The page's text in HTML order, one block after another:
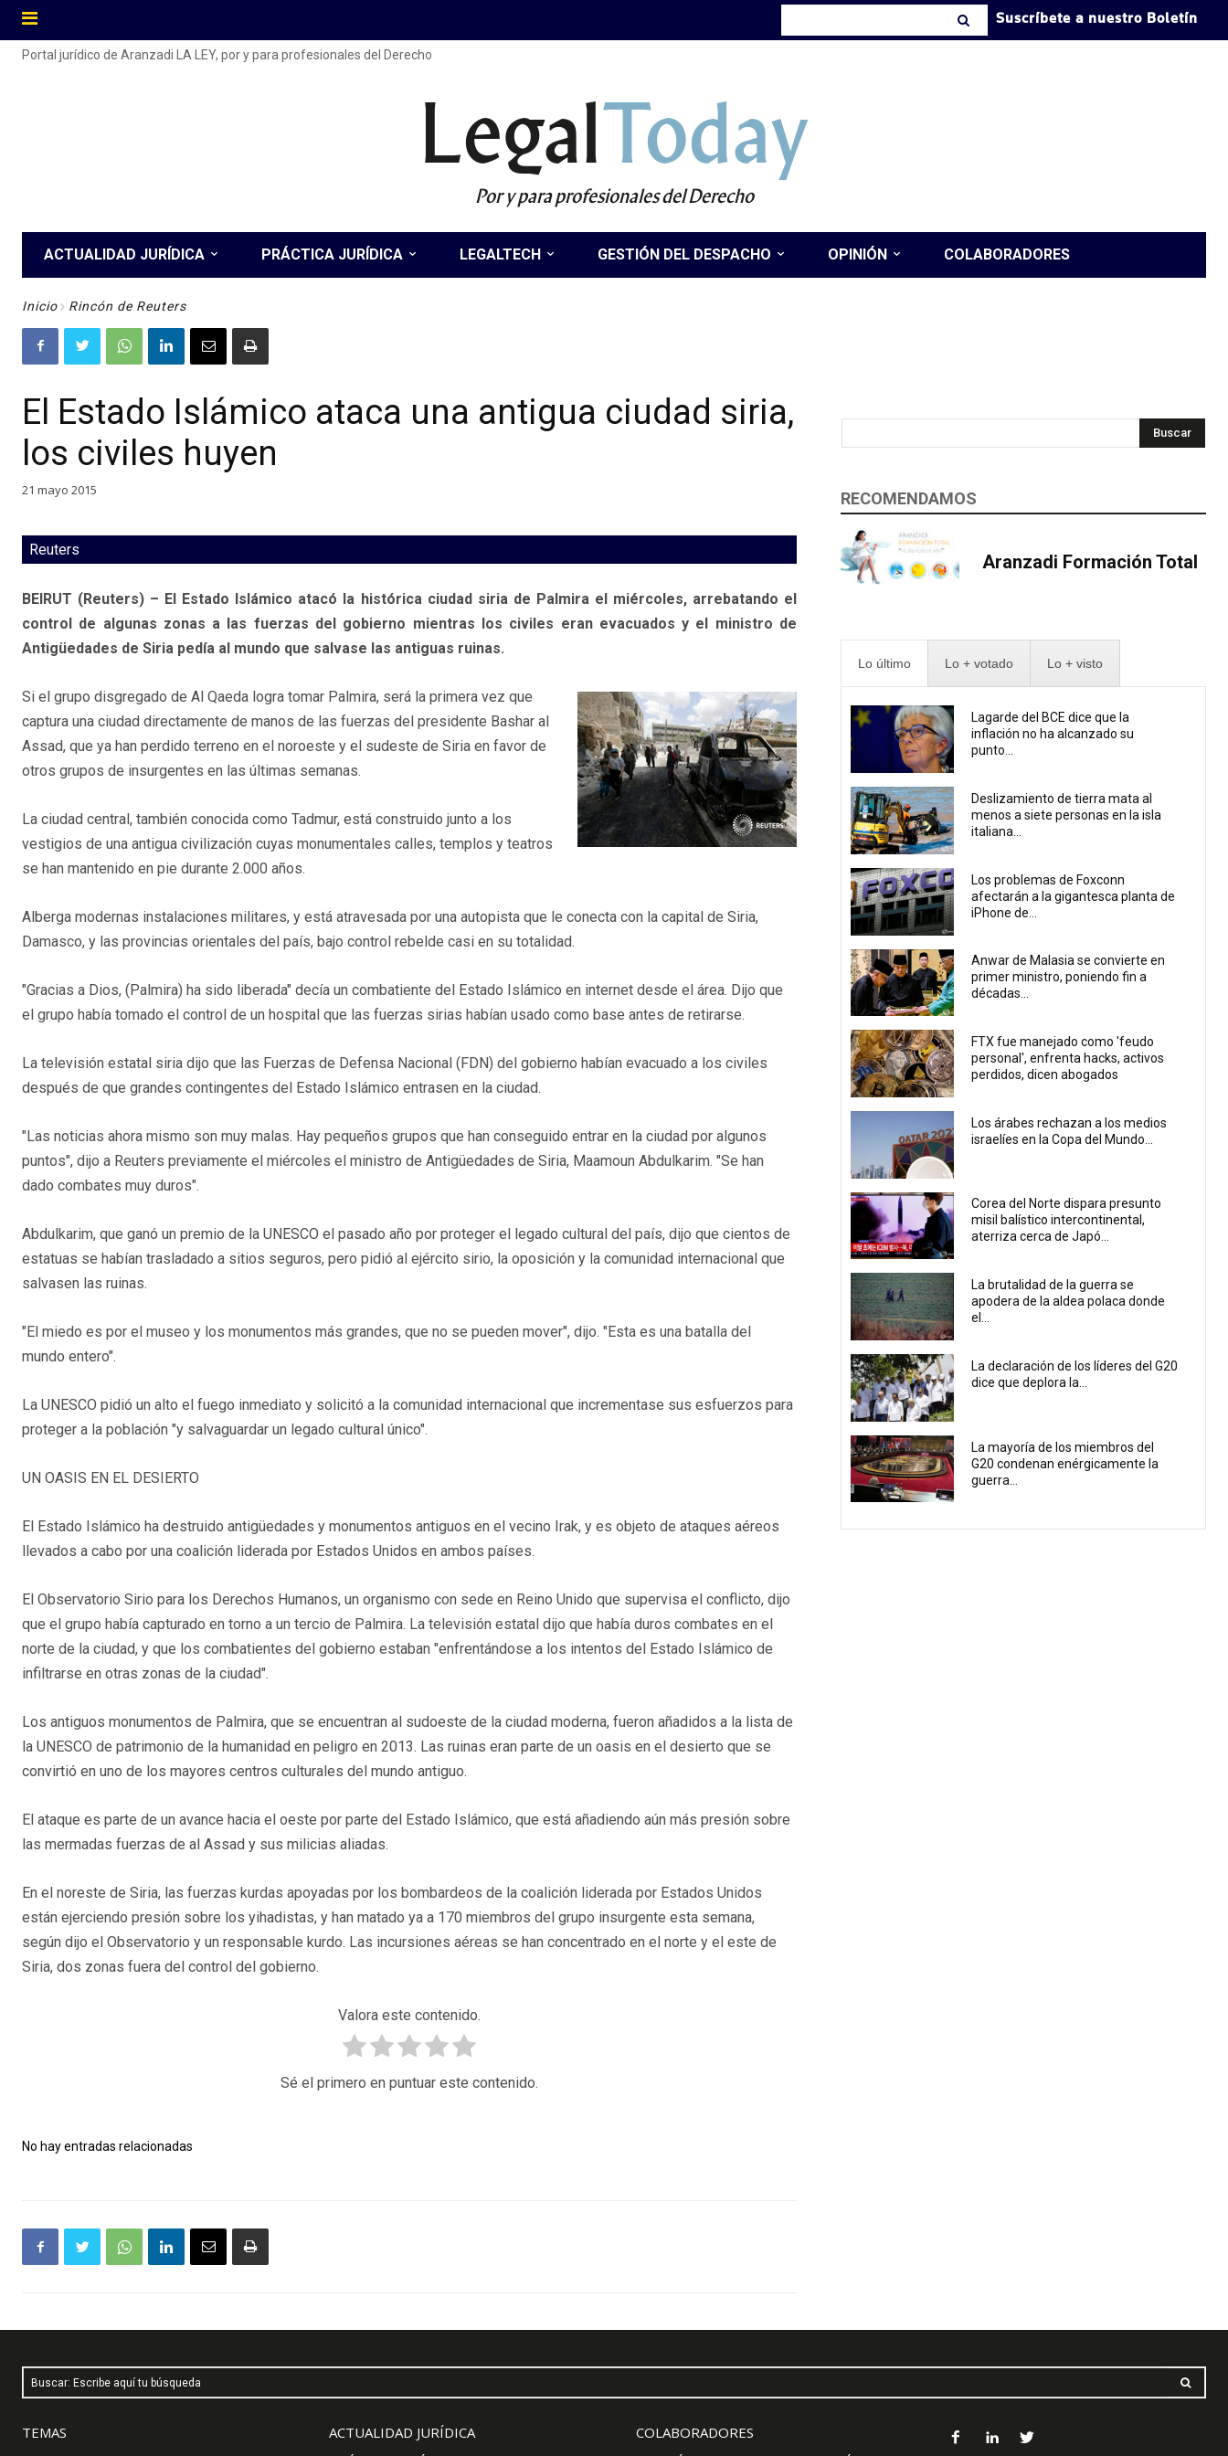
Suscríbete a nuestro Boletín
Portal jurídico de Aranzadi LA LEY, por y para profesionales del Derecho
LegalToday
Por y para profesionales del Derecho
ACTUALIDAD JURÍDICA PRÁCTICA JURÍDICA LEGALTECH GESTIÓN DEL DESPACHO OPINIÓN COLABORADORES
Inicio Rincón de Reuters
El Estado Islámico ataca una antigua ciudad siria,
los civiles huyen
21 mayo 2015
Reuters
BEIRUT (Reuters) – El Estado Islámico atacó la histórica ciudad siria de Palmira el miércoles, arrebatando el
control de algunas zonas a las fuerzas del gobierno mientras los civiles eran evacuados y el ministro de
Antigüedades de Siria pedía al mundo que salvase las antiguas ruinas.
Si el grupo disgregado de Al Qaeda logra tomar Palmira, será la primera vez que
captura una ciudad directamente de manos de las fuerzas del presidente Bashar al
Assad, que ya han perdido terreno en el noroeste y el sudeste de Siria en favor de
otros grupos de insurgentes en las últimas semanas.
La ciudad central, también conocida como Tadmur, está construido junto a los
vestigios de una antigua civilización cuyas monumentales calles, templos y teatros
se han mantenido en pie durante 2.000 años.
Alberga modernas instalaciones militares, y está atravesada por una autopista que le conecta con la capital de Siria,
Damasco, y las provincias orientales del país, bajo control rebelde casi en su totalidad.
"Gracias a Dios, (Palmira) ha sido liberada" decía un combatiente del Estado Islámico en internet desde el área. Dijo que
el grupo había tomado el control de un hospital que las fuerzas sirias habían usado como base antes de retirarse.
La televisión estatal siria dijo que las Fuerzas de Defensa Nacional (FDN) del gobierno habían evacuado a los civiles
después de que grandes contingentes del Estado Islámico entrasen en la ciudad.
"Las noticias ahora mismo son muy malas. Hay pequeños grupos que han conseguido entrar en la ciudad por algunos
puntos", dijo a Reuters previamente el miércoles el ministro de Antigüedades de Siria, Maamoun Abdulkarim. "Se han
dado combates muy duros".
Abdulkarim, que ganó un premio de la UNESCO el pasado año por proteger el legado cultural del país, dijo que cientos de
estatuas se habían trasladado a sitios seguros, pero pidió al ejército sirio, la oposición y la comunidad internacional que
salvasen las ruinas.
"El miedo es por el museo y los monumentos más grandes, que no se pueden mover", dijo. "Esta es una batalla del
mundo entero".
La UNESCO pidió un alto el fuego inmediato y solicitó a la comunidad internacional que incrementase sus esfuerzos para
proteger a la población "y salvaguardar un legado cultural único".
UN OASIS EN EL DESIERTO
El Estado Islámico ha destruido antigüedades y monumentos antiguos en el vecino Irak, y es objeto de ataques aéreos
llevados a cabo por una coalición liderada por Estados Unidos en ambos países.
El Observatorio Sirio para los Derechos Humanos, un organismo con sede en Reino Unido que supervisa el conflicto, dijo
que el grupo había capturado en torno a un tercio de Palmira. La televisión estatal dijo que había duros combates en el
norte de la ciudad, y que los combatientes del gobierno estaban "enfrentándose a los intentos del Estado Islámico de
infiltrarse en otras zonas de la ciudad".
Los antiguos monumentos de Palmira, que se encuentran al sudoeste de la ciudad moderna, fueron añadidos a la lista de
la UNESCO de patrimonio de la humanidad en peligro en 2013. Las ruinas eran parte de un oasis en el desierto que se
convirtió en uno de los mayores centros culturales del mundo antiguo.
El ataque es parte de un avance hacia el oeste por parte del Estado Islámico, que está añadiendo aún más presión sobre
las mermadas fuerzas de al Assad y sus milicias aliadas.
En el noreste de Siria, las fuerzas kurdas apoyadas por los bombardeos de la coalición liderada por Estados Unidos
están ejerciendo presión sobre los yihadistas, y han matado ya a 170 miembros del grupo insurgente esta semana,
según dijo el Observatorio y un responsable kurdo. Las incursiones aéreas se han concentrado en el norte y el este de
Siria, dos zonas fuera del control del gobierno.
Valora este contenido.
Sé el primero en puntuar este contenido.
No hay entradas relacionadas
Buscar
RECOMENDAMOS
Aranzadi Formación Total
Lo último Lo + votado Lo + visto
Lagarde del BCE dice que la
inflación no ha alcanzado su
punto...
Deslizamiento de tierra mata al
menos a siete personas en la isla
italiana...
Los problemas de Foxconn
afectarán a la gigantesca planta de
iPhone de...
Anwar de Malasia se convierte en
primer ministro, poniendo fin a
décadas...
FTX fue manejado como 'feudo
personal', enfrenta hacks, activos
perdidos, dicen abogados
Los árabes rechazan a los medios
israelíes en la Copa del Mundo...
Corea del Norte dispara presunto
misil balístico intercontinental,
aterriza cerca de Japó...
La brutalidad de la guerra se
apodera de la aldea polaca donde
el...
La declaración de los líderes del G20
dice que deplora la...
La mayoría de los miembros del
G20 condenan enérgicamente la
guerra...
Buscar: Escribe aquí tu búsqueda
TEMAS
ACTUALIDAD JURÍDICA
COLABORADORES